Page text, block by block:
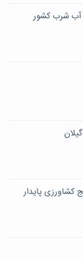
آب شرب کشور
کشاورزی پایدار